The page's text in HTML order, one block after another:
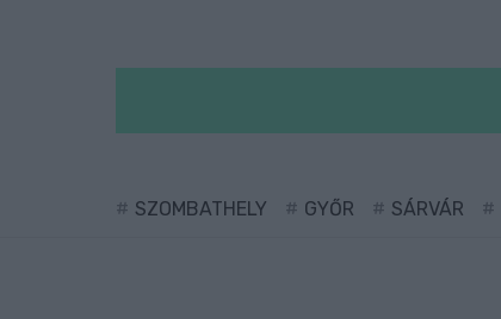
SZOMBATHELY GYŐR SÁRVÁR